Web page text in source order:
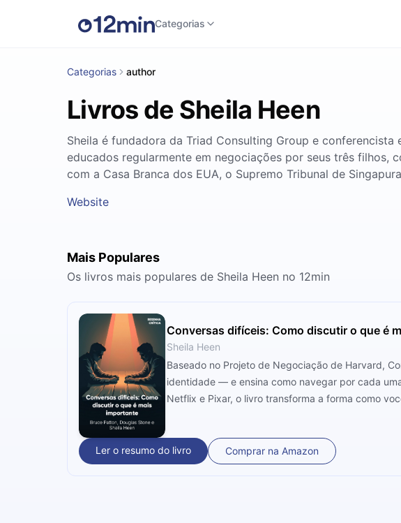
Categorias
Categorias author
Livros de Sheila Heen
Sheila é fundadora da Triad Consulting Group e
educados regularmente em negociações por seus três filhos,
com a Casa Branca dos EUA, o Supremo Tribunal de
Website
Mais Populares
Os livros mais populares de Sheila Heen no 12min
Conversas difíceis: Como discutir o que é
Sheila Heen
Baseado no Projeto de Negociação de Harvard,
identidade — e ensina como navegar por cada
Netflix e Pixar, o livro transforma a forma como
Ler o resumo do livro Comprar na Amazon